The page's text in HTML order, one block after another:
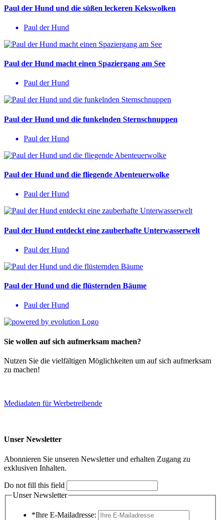
Paul der Hund und die süßen leckeren Kekswolken
Paul der Hund
Paul der Hund macht einen Spaziergang am See
Paul der Hund
Paul der Hund und die funkelnden Sternschnuppen
Paul der Hund
Paul der Hund und die fliegende Abenteuerwolke
Paul der Hund
Paul der Hund entdeckt eine zauberhafte Unterwasserwelt
Paul der Hund
Paul der Hund und die flüsternden Bäume
Paul der Hund
Sie wollen auf sich aufmerksam machen?
Nutzen Sie die vielfältigen Möglichkeiten um auf sich aufmerksam
zu machen!
Mediadaten für Werbetreibende
Unser Newsletter
Abonnieren Sie unseren Newsletter und erhalten Zugang zu
exklusiven Inhalten.
Do not fill this field
Unser Newsletter
*Ihre E-Mailadresse: